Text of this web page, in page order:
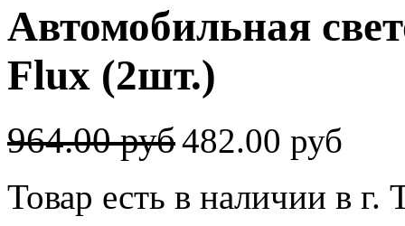
Автомобильная
Flux (2шт.)
964.00 руб482.00 руб
Товар есть в наличии в г.